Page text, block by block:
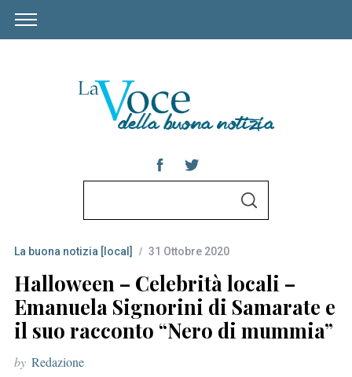
r
c
h
f
o
r
S
La buona notizia [local] 31 Ottobre 2020
Halloween – Celebrità locali –
Emanuela Signorini di Samarate e
il suo racconto “Nero di mummia”
by Redazione